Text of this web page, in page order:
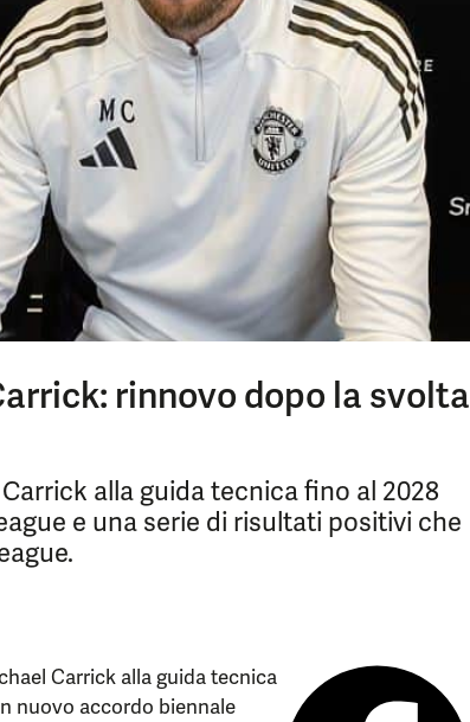
rinnovo dopo la svolta
alla guida tecnica fino al 2028
e una serie di risultati positivi che
Carrick alla guida tecnica
nuovo accordo biennale